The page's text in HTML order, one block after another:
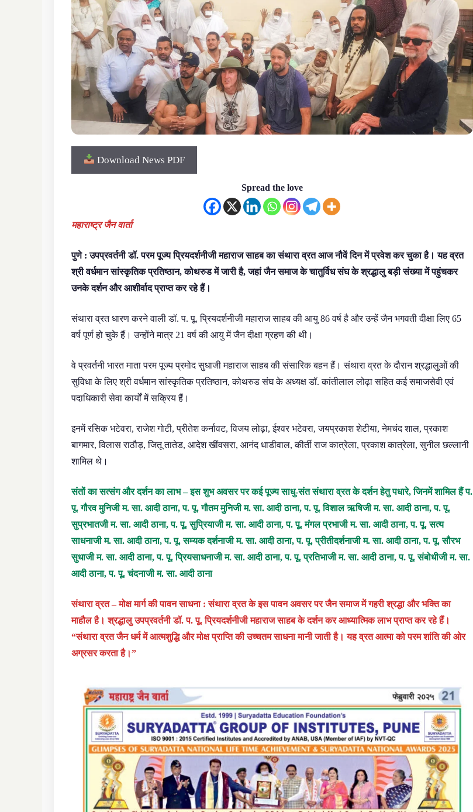
Download News PDF
Spread the love
महाराष्ट्र जैन वार्ता
पुणे : उपप्रवर्तनी डॉ. परम पूज्य प्रियदर्शनीजी महाराज साहब का संथारा व्रत आज नौवें दिन में प्रवेश कर चुका है। यह व्रत
श्री वर्धमान सांस्कृतिक प्रतिष्ठान, कोथरुड में जारी है, जहां जैन समाज के चातुर्विध संघ के श्रद्धालु बड़ी संख्या में पहुंचकर
उनके दर्शन और आशीर्वाद प्राप्त कर रहे हैं।
संथारा व्रत धारण करने वाली डॉ. प. पू. प्रियदर्शनीजी महाराज साहब की आयु 86 वर्ष है और उन्हें जैन भगवती दीक्षा लिए 65
वर्ष पूर्ण हो चुके हैं। उन्होंने मात्र 21 वर्ष की आयु में जैन दीक्षा ग्रहण की थी।
वे प्रवर्तनी भारत माता परम पूज्य प्रमोद सुधाजी महाराज साहब की संसारिक बहन हैं। संथारा व्रत के दौरान श्रद्धालुओं की
सुविधा के लिए श्री वर्धमान सांस्कृतिक प्रतिष्ठान, कोथरुड संघ के अध्यक्ष डॉ. कांतीलाल लोढ़ा सहित कई समाजसेवी एवं
पदाधिकारी सेवा कार्यों में सक्रिय हैं।
इनमें रसिक भटेवरा, राजेश गोटी, प्रीतेश कर्नावट, विजय लोढ़ा, ईश्वर भटेवरा, जयप्रकाश शेटीया, नेमचंद शाल, प्रकाश
बागमार, विलास राठौड़, जितू तातेड, आदेश खींवसरा, आनंद धाडीवाल, कीर्ती राज कात्रेला, प्रकाश कात्रेला, सुनील छल्लानी
शामिल थे।
संतों का सत्संग और दर्शन का लाभ – इस शुभ अवसर पर कई पूज्य साधु-संत संथारा व्रत के दर्शन हेतु पधारे, जिनमें शामिल हैं प.
पू. गौरव मुनिजी म. सा. आदी ठाना, प. पू. गौतम मुनिजी म. सा. आदी ठाना, प. पू. विशाल ऋषिजी म. सा. आदी ठाना, प. पू.
सुप्रभातजी म. सा. आदी ठाना, प. पू. सुप्रियाजी म. सा. आदी ठाना, प. पू. मंगल प्रभाजी म. सा. आदी ठाना, प. पू. सत्य
साधनाजी म. सा. आदी ठाना, प. पू. सम्यक दर्शनाजी म. सा. आदी ठाना, प. पू. प्रीतीदर्शनाजी म. सा. आदी ठाना, प. पू. सौरभ
सुधाजी म. सा. आदी ठाना, प. पू. प्रियसाधनाजी म. सा. आदी ठाना, प. पू. प्रतिभाजी म. सा. आदी ठाना, प. पू. संबोधीजी म. सा.
आदी ठाना, प. पू. चंदनाजी म. सा. आदी ठाना
संथारा व्रत – मोक्ष मार्ग की पावन साधना : संथारा व्रत के इस पावन अवसर पर जैन समाज में गहरी श्रद्धा और भक्ति का
माहौल है। श्रद्धालु उपप्रवर्तनी डॉ. प. पू. प्रियदर्शनीजी महाराज साहब के दर्शन कर आध्यात्मिक लाभ प्राप्त कर रहे हैं।
“संथारा व्रत जैन धर्म में आत्मशुद्धि और मोक्ष प्राप्ति की उच्चतम साधना मानी जाती है। यह व्रत आत्मा को परम शांति की ओर
अग्रसर करता है।”